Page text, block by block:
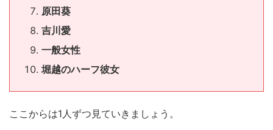
原田葵
吉川愛
一般女性
堀越のハーフ彼女
ここからは1人ずつ見ていきましょう。